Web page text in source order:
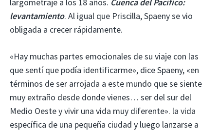
levantamiento. Al igual que Priscilla, Spaeny se vio
obligada a crecer rápidamente.
«Hay muchas partes emocionales de su viaje con las
que sentí que podía identificarme», dice Spaeny, «en
términos de ser arrojada a este mundo que se siente
muy extraño desde donde vienes… ser del sur del
Medio Oeste y vivir una vida muy diferente». la vida
específica de una pequeña ciudad y luego lanzarse a